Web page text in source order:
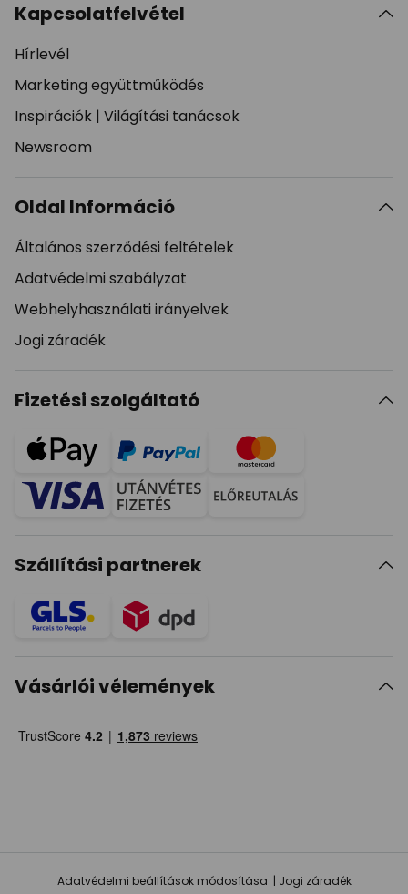
Kapcsolatfelvétel
Hírlevél
Marketing együttműködés
Inspirációk | Világítási tanácsok
Newsroom
Oldal Információ
Általános szerződési feltételek
Adatvédelmi szabályzat
Webhelyhasználati irányelvek
Jogi záradék
Fizetési szolgáltató
Szállítási partnerek
Vásárlói vélemények
Adatvédelmi beállítások módosítása Jogi záradék